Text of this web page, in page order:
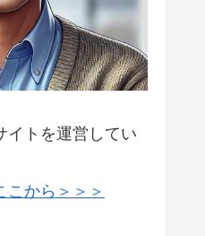
イトを運営してい
こから＞＞＞